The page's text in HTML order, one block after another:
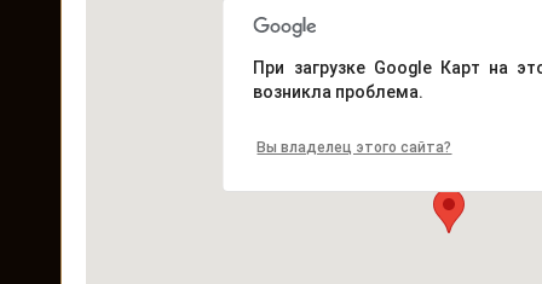
При загрузке Google Карт на
возникла проблема.
Вы владелец этого сайта?